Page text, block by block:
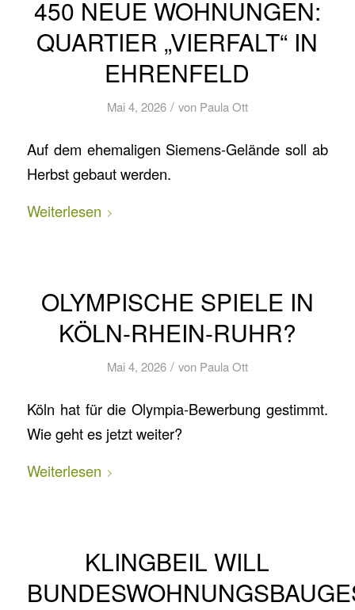
450 NEUE WOHNUNGEN:
QUARTIER „VIERFALT“ IN
EHRENFELD
Mai 4, 2026 / von Paula Ott
Auf dem ehemaligen Siemens-Gelände soll ab
Herbst gebaut werden.
Weiterlesen
OLYMPISCHE SPIELE IN
KÖLN-RHEIN-RUHR?
Mai 4, 2026 / von Paula Ott
Köln hat für die Olympia-Bewerbung gestimmt.
Wie geht es jetzt weiter?
Weiterlesen
KLINGBEIL WILL